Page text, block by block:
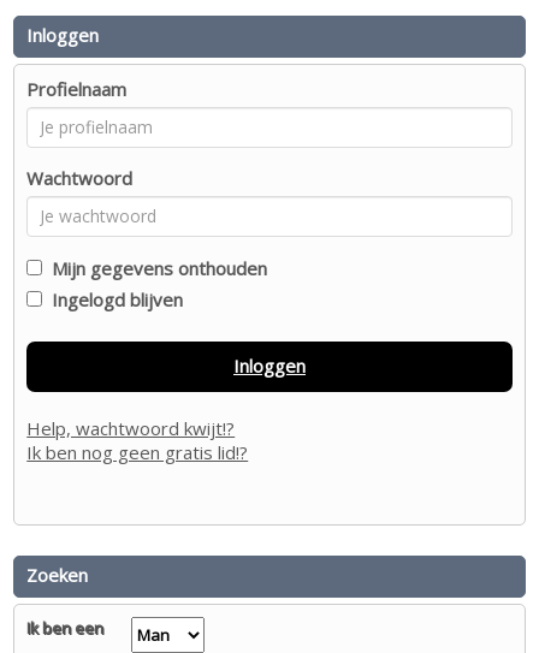
Inloggen
Profielnaam
Wachtwoord
Mijn gegevens onthouden
Ingelogd blijven
Inloggen
Help, wachtwoord kwijt!?
Ik ben nog geen gratis lid!?
Zoeken
Ik ben een